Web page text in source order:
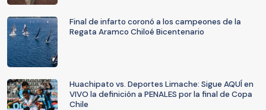
Final de infarto coronó a los campeones de la
Regata Aramco Chiloé Bicentenario
Huachipato vs. Deportes Limache: Sigue AQUÍ en
VIVO la definición a PENALES por la final de Copa
Chile